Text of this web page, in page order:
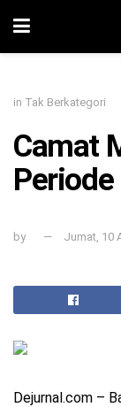
in Tak Berkategori
Camat
by Jumat, 10
Dejurnal.com –